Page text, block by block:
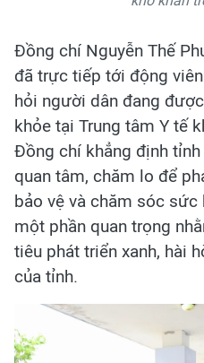
Đồng chí Nguyễn Thế
đã trực tiếp tới động
hỏi người dân đang
khỏe tại Trung tâm Y tế
Đồng chí khẳng định
quan tâm, chăm lo để
bảo vệ và chăm sóc sức
một phần quan trọng
tiêu phát triển xanh, hài
của tỉnh.